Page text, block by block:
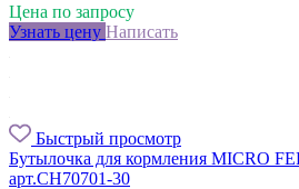
Цена по запросу
Узнать цену Написать
Быстрый просмотр
Бутылочка для кормления MICRO
арт.CH70701-30